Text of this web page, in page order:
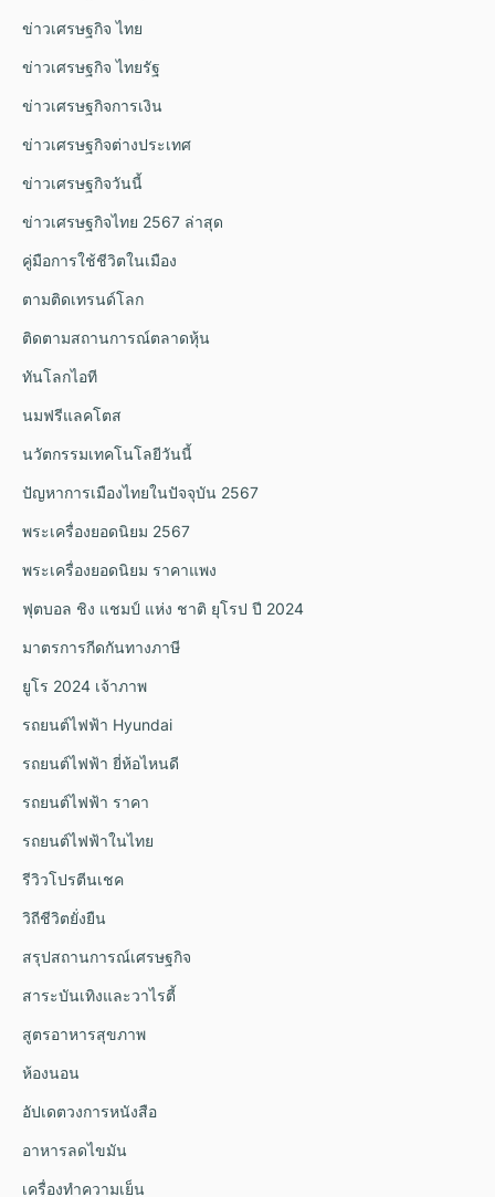
ข่าวเศรษฐกิจ ไทย
ข่าวเศรษฐกิจ ไทยรัฐ
ข่าวเศรษฐกิจการเงิน
ข่าวเศรษฐกิจต่างประเทศ
ข่าวเศรษฐกิจวันนี้
ข่าวเศรษฐกิจไทย 2567 ล่าสุด
คู่มือการใช้ชีวิตในเมือง
ตามติดเทรนด์โลก
ติดตามสถานการณ์ตลาดหุ้น
ทันโลกไอที
นมฟรีแลคโตส
นวัตกรรมเทคโนโลยีวันนี้
ปัญหาการเมืองไทยในปัจจุบัน 2567
พระเครื่องยอดนิยม 2567
พระเครื่องยอดนิยม ราคาแพง
ฟุตบอล ชิง แชมป์ แห่ง ชาติ ยุโรป ปี 2024
มาตรการกีดกันทางภาษี
ยูโร 2024 เจ้าภาพ
รถยนต์ไฟฟ้า Hyundai
รถยนต์ไฟฟ้า ยี่ห้อไหนดี
รถยนต์ไฟฟ้า ราคา
รถยนต์ไฟฟ้าในไทย
รีวิวโปรตีนเชค
วิถีชีวิตยั่งยืน
สรุปสถานการณ์เศรษฐกิจ
สาระบันเทิงและวาไรตี้
สูตรอาหารสุขภาพ
ห้องนอน
อัปเดตวงการหนังสือ
อาหารลดไขมัน
เครื่องทำความเย็น